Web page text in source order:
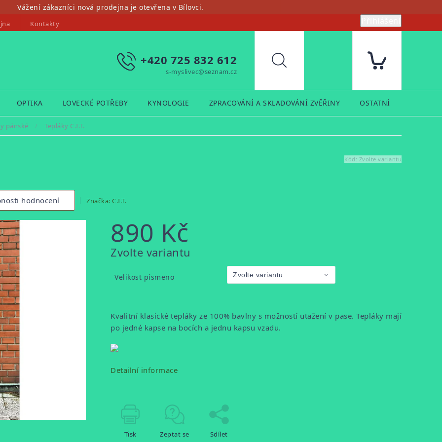
Vážení zákazníci nová prodejna je otevřena v Bílovci.
Kontakty
+420 725 832 612
s-myslivec@seznam.cz
Hledat
OPTIKA LOVECKÉ POTŘEBY KYNOLOGIE ZPRACOVÁNÍ A SKLADOVÁNÍ ZVĚŘINY OSTATNÍ
pánské / Tepláky C.I.T.
Kód: Zvolte variantu
hodnocení Značka: C.I.T.
890 Kč
Měrná
Zvolte variantu
Velikost písmeno
Kvalitní klasické tepláky ze 100% bavlny s možností utažení v pase. Tepláky mají
po jedné kapse na bocích a jednu kapsu vzadu.
Detailní informace
Tisk Zeptat se Sdílet